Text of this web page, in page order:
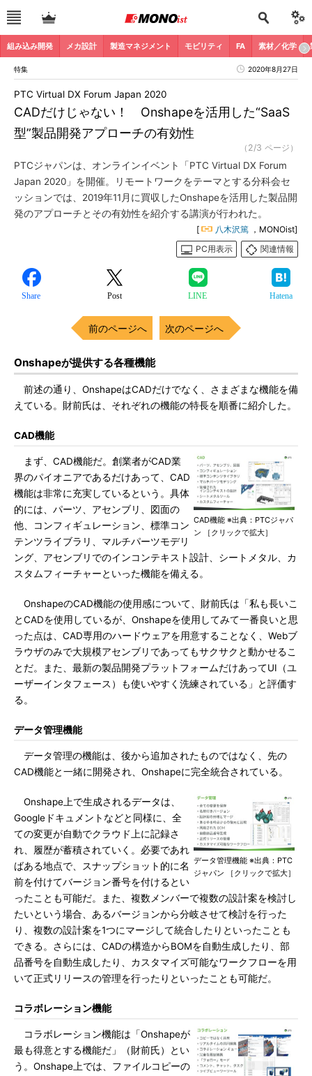
組み込み開発 メカ設計 製造マネジメント モビリティ FA 素材／化学
特集 2020年8月27日
CADだけじゃない！ Onshapeを活用した“SaaS
型”製品開発アプローチの有効性
PTC Virtual DX Forum Japan 2020
（2/3 ページ）
PTCジャパンは、オンラインイベント「PTC Virtual DX Forum
Japan 2020」を開催。リモートワークをテーマとする分科会セ
ッションでは、2019年11月に買収したOnshapeを活用した製品開
発のアプローチとその有効性を紹介する講演が行われた。
[ 八木沢篤 ，MONOist]
PC用表示
関連情報
Share Post LINE Hatena
前のページへ 次のページへ
Onshapeが提供する各種機能
前述の通り、OnshapeはCADだけでなく、さまざまな機能を備
えている。財前氏は、それぞれの機能の特長を順番に紹介した。
CAD機能
CAD機能 ※出典：PTCジャパ
ン ［クリックで拡大］
まず、CAD機能だ。創業者がCAD業
界のパイオニアであるだけあって、CAD
機能は非常に充実しているという。具体
的には、パーツ、アセンブリ、図面の
他、コンフィギュレーション、標準コン
テンツライブラリ、マルチパーツモデリ
ング、アセンブリでのインコンテキスト設計、シートメタル、カ
スタムフィーチャーといった機能を備える。
OnshapeのCAD機能の使用感について、財前氏は「私も長いこ
とCADを使用しているが、Onshapeを使用してみて一番良いと思
った点は、CAD専用のハードウェアを用意することなく、Webブ
ラウザのみで大規模アセンブリであってもサクサクと動かせるこ
とだ。また、最新の製品開発プラットフォームだけあってUI（ユ
ーザーインタフェース）も使いやすく洗練されている」と評価す
る。
データ管理機能
データ管理の機能は、後から追加されたものではなく、先の
CAD機能と一緒に開発され、Onshapeに完全統合されている。
データ管理機能 ※出典：PTC
ジャパン ［クリックで拡大］
Onshape上で生成されるデータは、
Googleドキュメントなどと同様に、全
ての変更が自動でクラウド上に記録さ
れ、履歴が蓄積されていく。必要であれ
ばある地点で、スナップショット的に名
前を付けてバージョン番号を付けるとい
ったことも可能だ。また、複数メンバーで複数の設計案を検討し
たいという場合、あるバージョンから分岐させて検討を行った
り、複数の設計案を1つにマージして統合したりといったことも
できる。さらには、CADの構造からBOMを自動生成したり、部
品番号を自動生成したり、カスタマイズ可能なワークフローを用
いて正式リリースの管理を行ったりといったことも可能だ。
コラボレーション機能
コラボレーション機能は「Onshapeが
最も得意とする機能だ」（財前氏）とい
う。Onshape上では、ファイルコピーの